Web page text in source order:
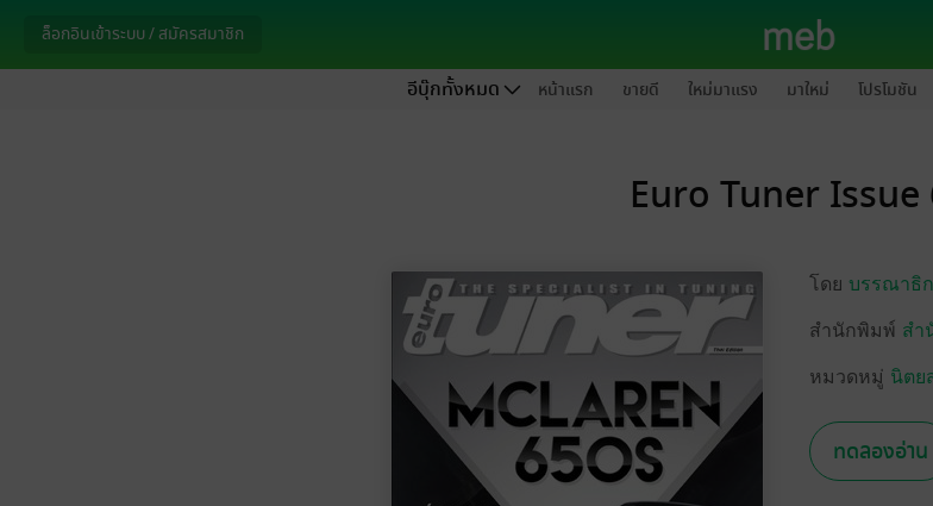
ล็อกอินเข้าระบบ / สมัครสมาชิก
อีบุ๊กทั้งหมด หน้าแรก ขายดี ใหม่มาแรง มาใหม่ โปรโมชัน
Euro Tuner Issue
โดย บรรณาธิก
สำนักพิมพ์ สำ
หมวดหมู่ นิตย
ทดลองอ่าน